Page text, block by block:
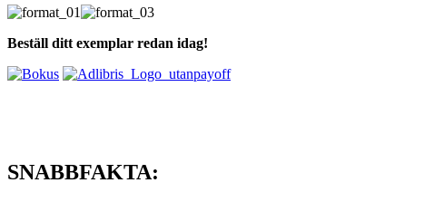
Beställ ditt exemplar redan idag!
SNABBFAKTA: